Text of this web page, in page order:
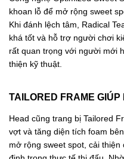
khoan lỗ để mở rộng sweet
Khi đánh lệch tâm, Radical
khá tốt và hỗ trợ người chơi
rất quan trọng với người mới
thiện kỹ thuật.
TAILORED FRAME
Head cũng trang bị Tailored
vợt và tăng diện tích foam
mở rộng sweet spot, cải